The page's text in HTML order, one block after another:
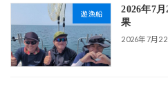
遊漁船
2026年7
果
2026年7月22